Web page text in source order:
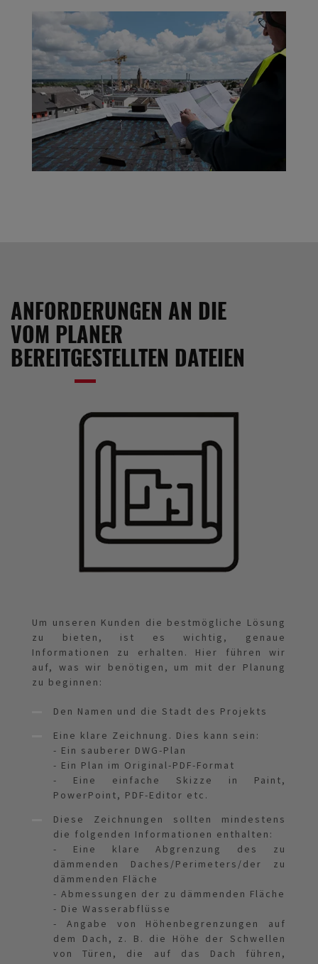
ANFORDERUNGEN AN DIE
VOM PLANER
BEREITGESTELLTEN DATEIEN
Um unseren Kunden die bestmögliche Lösung
zu bieten, ist es wichtig, genaue
Informationen zu erhalten. Hier führen wir
auf, was wir benötigen, um mit der Planung
zu beginnen:
Den Namen und die Stadt des Projekts
Eine klare Zeichnung. Dies kann sein:
- Ein sauberer DWG-Plan
- Ein Plan im Original-PDF-Format
- Eine einfache Skizze in Paint,
PowerPoint, PDF-Editor etc.
Diese Zeichnungen sollten mindestens
die folgenden Informationen enthalten:
- Eine klare Abgrenzung des zu
dämmenden Daches/Perimeters/der zu
dämmenden Fläche
- Abmessungen der zu dämmenden Fläche
- Die Wasserabflüsse
- Angabe von Höhenbegrenzungen auf
dem Dach, z. B. die Höhe der Schwellen
von Türen, die auf das Dach führen,